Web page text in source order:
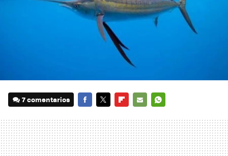
7 comentarios
MAIL